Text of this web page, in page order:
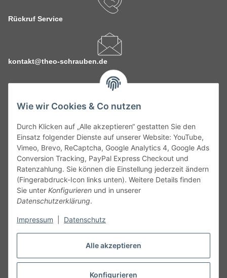
Alle akzeptieren
Konfigurieren
Wie wir Cookies & Co nutzen
Durch Klicken auf „Alle akzeptieren“ gestatten Sie den
Einsatz folgender Dienste auf unserer Website: YouTube,
Vimeo, Brevo, ReCaptcha, Google Analytics 4, Google Ads
Conversion Tracking, PayPal Express Checkout und
Ratenzahlung. Sie können die Einstellung jederzeit ändern
(Fingerabdruck-Icon links unten). Weitere Details finden
Sie unter Konfigurieren und in unserer
Datenschutzerklärung.
Impressum Datenschutz
Rückruf Service
kontakt@theo-schrauben.de
Service
Gesetzliche Informationen
Alle technischen Angaben ohne Gewähr. Irrtümer und fehlerhafte
Angaben vorbehalten. Wenn Sie Datenblätter oder spezielle
unseren Kundenservice. Abbildungen der Artikel können
Vertrag widerrufen